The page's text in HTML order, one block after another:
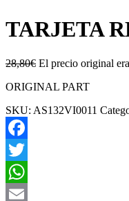
TARJETA
28,80€ El precio original
ORIGINAL PART
SKU: AS132VI0011
Facebook
Twitter
WhatsApp